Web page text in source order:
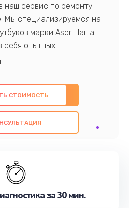
наш сервис по ремонту
Мы специализируемся на
марки Aser. Наша
себя опытных
знаниями и
и качественный ремонт с
компонентов, а
всех
Наша цель - предоставить
Не медлите записаться на
СТОИМОСТЬ
за 30 мин.